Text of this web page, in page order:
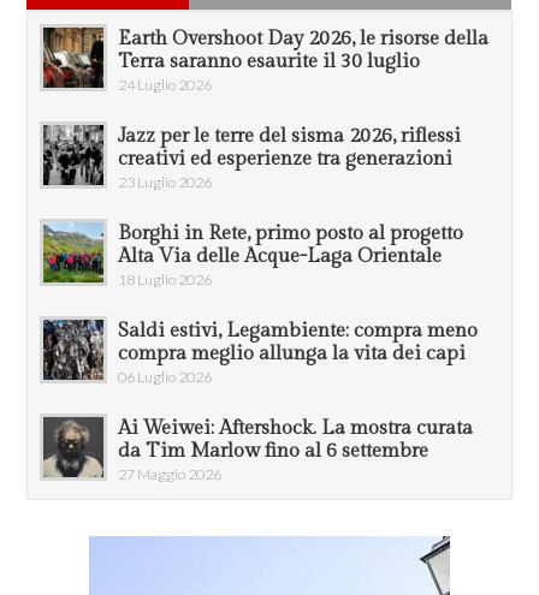
Earth Overshoot Day 2026, le risorse della
Terra saranno esaurite il 30 luglio
24 Luglio 2026
Jazz per le terre del sisma 2026, riflessi
creativi ed esperienze tra generazioni
23 Luglio 2026
Borghi in Rete, primo posto al progetto
Alta Via delle Acque-Laga Orientale
18 Luglio 2026
Saldi estivi, Legambiente: compra meno
compra meglio allunga la vita dei capi
06 Luglio 2026
Ai Weiwei: Aftershock. La mostra curata
da Tim Marlow fino al 6 settembre
27 Maggio 2026